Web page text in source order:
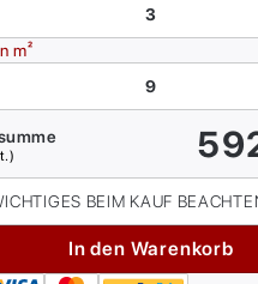
m²
BEIM KAUF
In den Warenkorb